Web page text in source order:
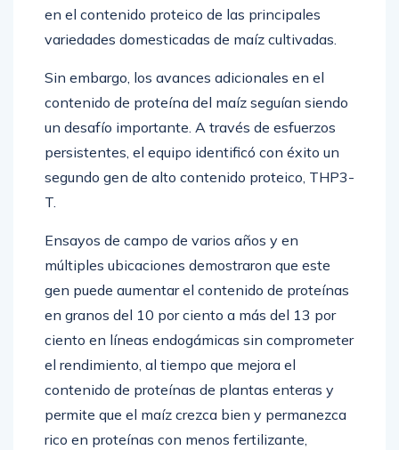
en el contenido proteico de las principales
variedades domesticadas de maíz cultivadas.
Sin embargo, los avances adicionales en el
contenido de proteína del maíz seguían siendo
un desafío importante. A través de esfuerzos
persistentes, el equipo identificó con éxito un
segundo gen de alto contenido proteico, THP3-
T.
Ensayos de campo de varios años y en
múltiples ubicaciones demostraron que este
gen puede aumentar el contenido de proteínas
en granos del 10 por ciento a más del 13 por
ciento en líneas endogámicas sin comprometer
el rendimiento, al tiempo que mejora el
contenido de proteínas de plantas enteras y
permite que el maíz crezca bien y permanezca
rico en proteínas con menos fertilizante,